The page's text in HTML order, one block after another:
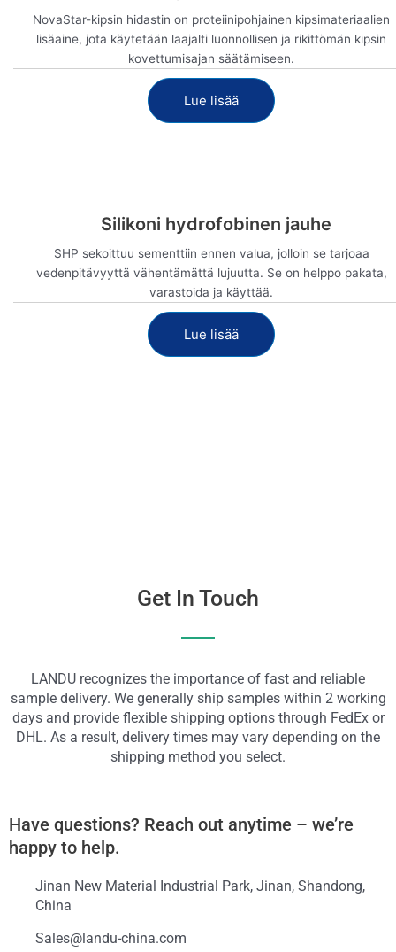
NovaStar-kipsin hidastin on proteiinipohjainen kipsimateriaalien
lisäaine, jota käytetään laajalti luonnollisen ja rikittömän kipsin
kovettumisajan säätämiseen.
Lue lisää
Silikoni hydrofobinen jauhe
SHP sekoittuu sementtiin ennen valua, jolloin se tarjoaa
vedenpitävyyttä vähentämättä lujuutta. Se on helppo pakata,
varastoida ja käyttää.
Lue lisää
Get In Touch
LANDU recognizes the importance of fast and reliable
sample delivery. We generally ship samples within 2 working
days and provide flexible shipping options through FedEx or
DHL. As a result, delivery times may vary depending on the
shipping method you select.
Have questions? Reach out anytime – we’re
happy to help.
Jinan New Material Industrial Park, Jinan, Shandong,
China
Sales@landu-china.com